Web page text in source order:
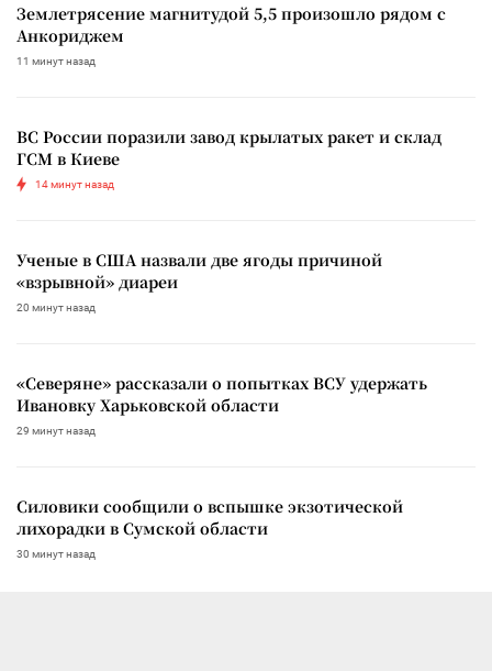
Землетрясение магнитудой 5,5 произошло рядом с
Анкориджем
11 минут назад
ВС России поразили завод крылатых ракет и склад
ГСМ в Киеве
14 минут назад
Ученые в США назвали две ягоды причиной
«взрывной» диареи
20 минут назад
«Северяне» рассказали о попытках ВСУ удержать
Ивановку Харьковской области
29 минут назад
Силовики сообщили о вспышке экзотической
лихорадки в Сумской области
30 минут назад